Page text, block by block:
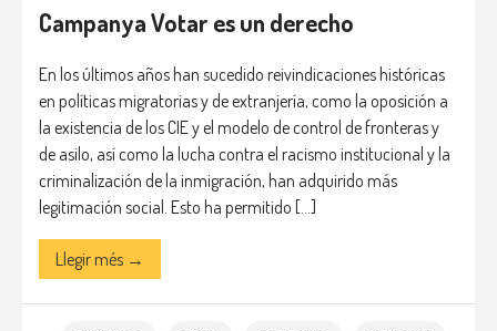
Campanya Votar es un derecho
En los últimos años han sucedido reivindicaciones históricas
en políticas migratorias y de extranjería, como la oposición a
la existencia de los CIE y el modelo de control de fronteras y
de asilo, así como la lucha contra el racismo institucional y la
criminalización de la inmigración, han adquirido más
legitimación social. Esto ha permitido […]
Llegir més →